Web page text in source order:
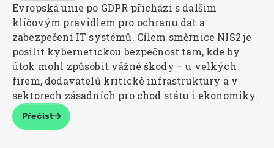
Evropská unie po GDPR přichází s dalším
klíčovým pravidlem pro ochranu dat a
zabezpečení IT systémů. Cílem směrnice NIS2 je
posílit kybernetickou bezpečnost tam, kde by
útok mohl způsobit vážné škody – u velkých
firem, dodavatelů kritické infrastruktury a v
sektorech zásadních pro chod státu i ekonomiky.‍
Přečíst